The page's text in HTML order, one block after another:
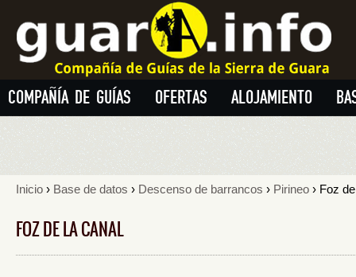
COMPAÑÍA DE GUÍAS OFERTAS ALOJAMIENTO
Inicio › Base de datos › Descenso de barrancos › Pirineo › Foz
FOZ DE LA CANAL